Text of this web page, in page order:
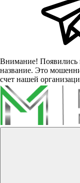
Внимание! Появились
название. Это
счет нашей